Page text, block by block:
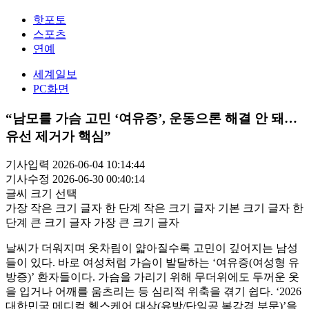
핫포토
스포츠
연예
세계일보
PC화면
“남모를 가슴 고민 ‘여유증’, 운동으론 해결 안 돼…
유선 제거가 핵심”
기사입력 2026-06-04 10:14:44
기사수정 2026-06-30 00:40:14
글씨 크기 선택
가장 작은 크기 글자 한 단계 작은 크기 글자 기본 크기 글자 한
단계 큰 크기 글자 가장 큰 크기 글자
날씨가 더워지며 옷차림이 얇아질수록 고민이 깊어지는 남성
들이 있다. 바로 여성처럼 가슴이 발달하는 ‘여유증(여성형 유
방증)’ 환자들이다. 가슴을 가리기 위해 무더위에도 두꺼운 옷
을 입거나 어깨를 움츠리는 등 심리적 위축을 겪기 쉽다. ‘2026
대한민국 메디컬 헬스케어 대상(유방/단일공 복강경 부문)’을